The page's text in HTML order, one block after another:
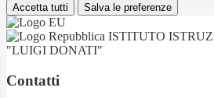
Accetta tutti Salva le preferenze
ISTITUTO
"LUIGI DONATI"
Contatti